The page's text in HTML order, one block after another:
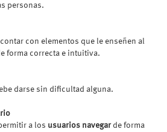
personas.
con elementos que le enseñen al
forma correcta e intuitiva.
darse sin dificultad alguna.
a los usuarios navegarde forma